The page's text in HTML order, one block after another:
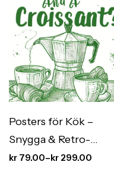
Posters för Kök –
Snygga & Retro-
Inspirerade Kökstavlor
kr 79.00–kr 299.00